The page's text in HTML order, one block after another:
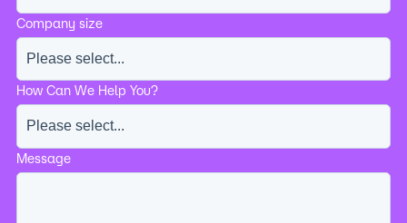
Company size
How Can We Help You?
Message